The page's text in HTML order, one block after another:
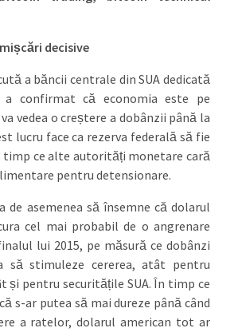
decisive
a băncii centrale din SUA dedicată
confirmat că economia este pe
vedea o creștere a dobânzii până la
lucru face ca rezerva federală să fie
timp ce alte autorități monetare cară
pentru detensionare.
de asemenea să însemne că dolarul
cel mai probabil de o angrenare
lui 2015, pe măsură ce dobânzi
să stimuleze cererea, atât pentru
și pentru securitățile SUA. În timp ce
s-ar putea să mai dureze până când
a ratelor, dolarul american tot ar